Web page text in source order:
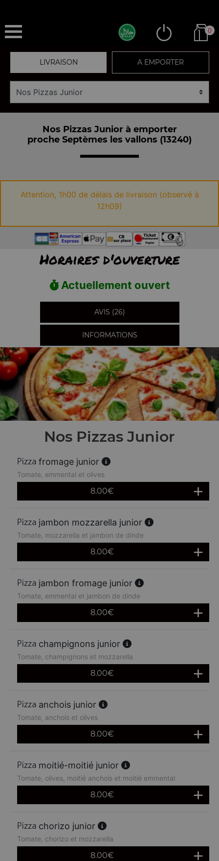
0
LIVRAISON A EMPORTER
Nos Pizzas Junior à emporter
proche Septèmes les vallons (13240)
Attention, 1h00 de délais de livraison (observé à
12h09)
Horaires d'ouverture
Actuellement ouvert
AVIS (26)
INFORMATIONS
Nos Pizzas Junior
fromage junior
Tomate, emmental et olives
8.00€
jambon mozzarella junior
Tomate, mozzarella et jambon de dinde
8.00€
jambon fromage junior
Tomate, emmental et jambon de dinde
8.00€
champignons junior
Tomate, champignons et mozzarella
8.00€
anchois junior
Tomate, anchois et olives
8.00€
moitié-moitié junior
Tomate, olives, moitié anchois et moitié emmental
8.00€
chorizo junior
Tomate, chorizo et mozzarella
8.00€